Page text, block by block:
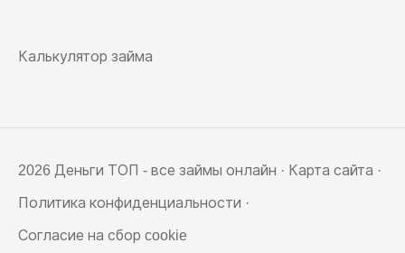
Калькулятор займа
2026 Деньги ТОП - все займы онлайн · Карта сайта ·
Политика конфиденциальности ·
Согласие на сбор cookie